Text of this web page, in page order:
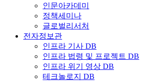
인문아카데미
정책세미나
글로벌리서처
전자정보관
인프라 기사 DB
인프라 법령 및 프로젝트 DB
인프라 위기 영상 DB
테크놀로지 DB